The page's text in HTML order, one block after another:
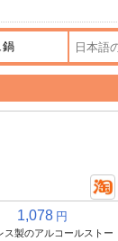
1,078 円
ス製のアルコールストー